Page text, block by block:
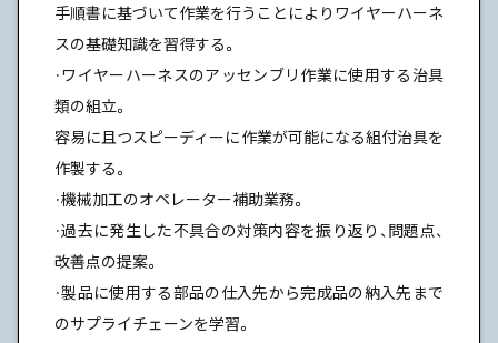
手順書に基づいて作業を行うことによりワイヤーハーネ
スの基礎知識を習得する。
・ワイヤーハーネスのアッセンブリ作業に使用する治具
類の組立。
容易に且つスピーディーに作業が可能になる組付治具を
作製する。
・機械加工のオペレーター補助業務。
・過去に発生した不具合の対策内容を振り返り、問題点、
改善点の提案。
・製品に使用する部品の仕入先から完成品の納入先まで
のサプライチェーンを学習。